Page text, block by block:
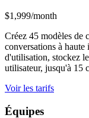
$1,999/month
Créez 45 modèles de
conversations à
d'utilisation, stockez
utilisateur, jusqu'à 15
Voir les tarifs
Équipes